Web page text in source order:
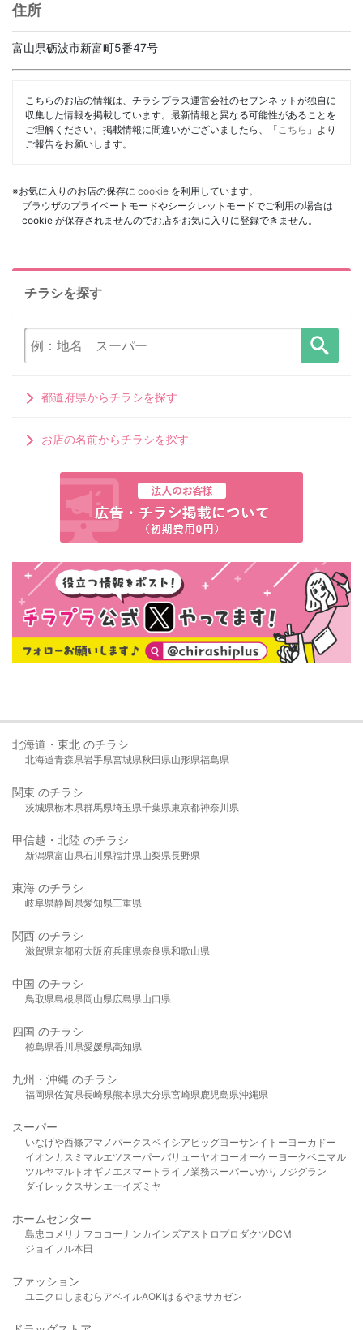
住所
富山県砺波市新富町5番47号
こちらのお店の情報は、チラシプラス運営会社のセブンネットが独自に
収集した情報を掲載しています。最新情報と異なる可能性があることを
ご理解ください。掲載情報に間違いがございましたら、「 こちら 」より
ご報告をお願いします。
※お気に入りのお店の保存に cookie を利用しています。
ブラウザのプライベートモードやシークレットモードでご利用の場合は
cookie が保存されませんのでお店をお気に入りに登録できません。
チラシを探す
都道府県からチラシを探す
お店の名前からチラシを探す
北海道・東北 のチラシ
北海道青森県岩手県宮城県秋田県山形県福島県
関東 のチラシ
茨城県栃木県群馬県埼玉県千葉県東京都神奈川県
甲信越・北陸 のチラシ
新潟県富山県石川県福井県山梨県長野県
東海 のチラシ
岐阜県静岡県愛知県三重県
関西 のチラシ
滋賀県京都府大阪府兵庫県奈良県和歌山県
中国 のチラシ
鳥取県島根県岡山県広島県山口県
四国 のチラシ
徳島県香川県愛媛県高知県
九州・沖縄 のチラシ
福岡県佐賀県長崎県熊本県大分県宮崎県鹿児島県沖縄県
スーパー
いなげや西條アマノパークスベイシア ビッグヨーサンイトーヨーカドー
イオンカスミ マルエツスーパーバリューヤオコーオーケー ヨークベニマル
ツルヤマルト オギノ エスマート ライフ業務スーパーいかり フジグラン
ダイレックスサンエーイズミヤ
ホームセンター
島忠 コメリ ナフコ コーナンカインズアストロプロダクツDCM
ジョイフル本田
ファッション
ユニクロ しまむら アベイルAOKIはるやま サカゼン